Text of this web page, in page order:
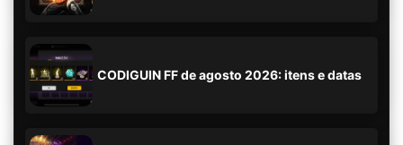
CODIGUIN FF de agosto 2026: itens e datas